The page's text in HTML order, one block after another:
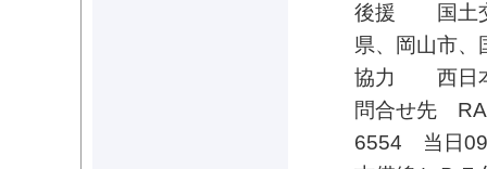
後援 国土交
県、岡山市、
協力 西日本
問合せ先
6554 当日